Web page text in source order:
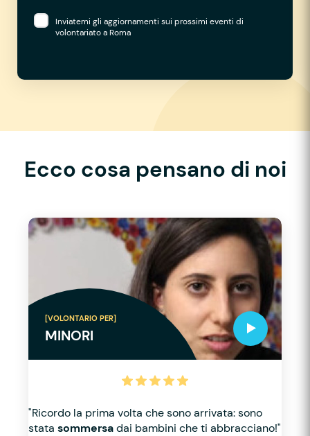
Inviatemi gli aggiornamenti sui prossimi eventi di
volontariato a Roma
Ecco cosa pensano di noi
[VOLONTARIO PER]
MINORI
"Ricordo la prima volta che sono arrivata: sono
stata sommersadai bambini che ti abbracciano!"